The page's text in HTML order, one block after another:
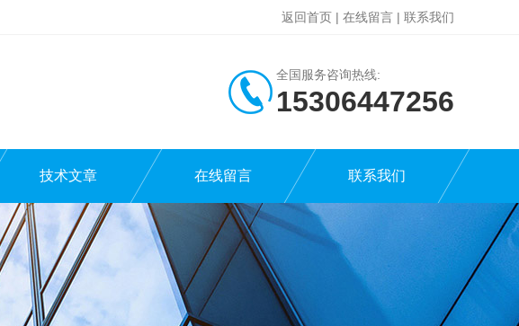
返回首页 | 在线留言 | 联系我们
全国服务咨询热线:
15306447256
技术文章 在线留言 联系我们